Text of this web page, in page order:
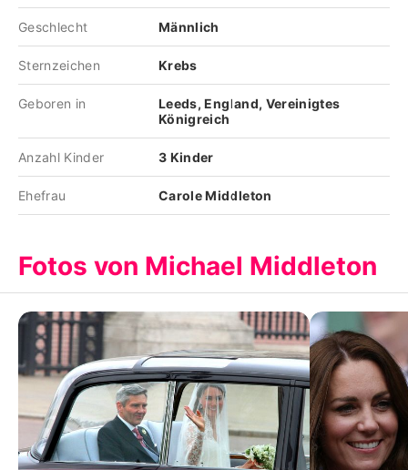
Geschlecht Männlich
Sternzeichen Krebs
Geboren in
Leeds, England, Vereinigtes
Königreich
Anzahl Kinder 3 Kinder
Ehefrau Carole Middleton
Fotos von Michael Middleton